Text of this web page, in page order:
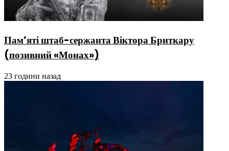
Пам’яті штаб-сержанта Віктора Бриткару
(позивний «Монах»)
23 години назад